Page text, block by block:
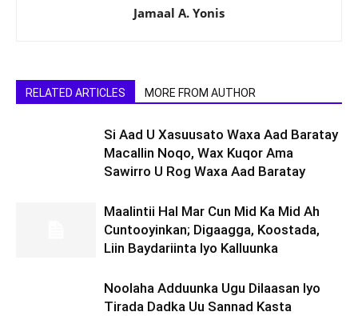
Jamaal A. Yonis
RELATED ARTICLES MORE FROM AUTHOR
Si Aad U Xasuusato Waxa Aad Baratay
Macallin Noqo, Wax Kuqor Ama
Sawirro U Rog Waxa Aad Baratay
Maalintii Hal Mar Cun Mid Ka Mid Ah
Cuntooyinkan; Digaagga, Koostada,
Liin Baydariinta Iyo Kalluunka
Noolaha Adduunka Ugu Dilaasan Iyo
Tirada Dadka Uu Sannad Kasta